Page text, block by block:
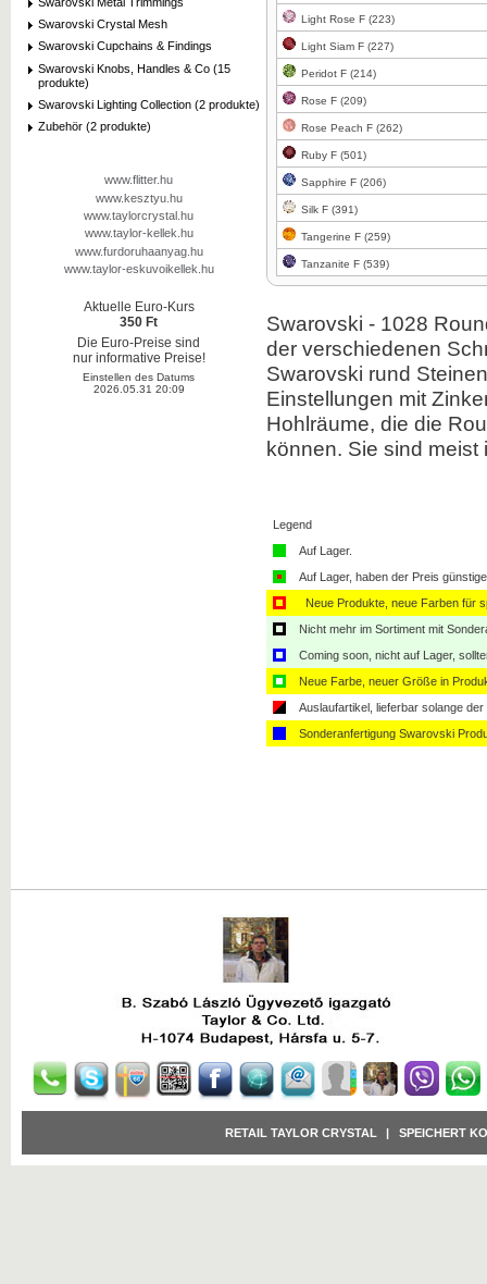
Swarovski Crystal Mesh
Swarovski Cupchains & Findings
Swarovski Knobs, Handles & Co (15
produkte)
Swarovski Lighting Collection (2 produkte)
Zubehör (2 produkte)
www.flitter.hu
www.kesztyu.hu
www.taylorcrystal.hu
www.taylor-kellek.hu
www.furdoruhaanyag.hu
www.taylor-eskuvoikellek.hu
Aktuelle Euro-Kurs
350 Ft
Die Euro-Preise sind
nur informative Preise!
Einstellen des Datums
2026.05.31 20:09
Light Rose F (223)
Light Siam F (227)
Peridot F (214)
Rose F (209)
Rose Peach F (262)
Ruby F (501)
Sapphire F (206)
Silk F (391)
Tangerine F (259)
Tanzanite F (539)
Swarovski - 1028
der verschiedenen
Swarovski rund
Einstellungen mit
Hohlräume, die die
können. Sie sind meist
Legend
Auf Lager.
Auf Lager, haben der Preis
Neue Produkte, neue Farben für
Nicht mehr im Sortiment mit
Coming soon, nicht auf Lager,
Neue Farbe, neuer Größe in
Auslaufartikel, lieferbar solange der
Sonderanfertigung Swarovski
RETAIL TAYLOR CRYSTAL | SPEICHERT